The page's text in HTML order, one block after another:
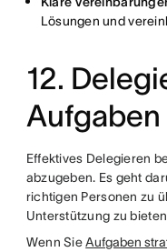
Lösungen und
12.
Effektives Delegieren
abzugeben. Es geht
richtigen Personen zu
Unterstützung zu
Wenn SieAufgaben